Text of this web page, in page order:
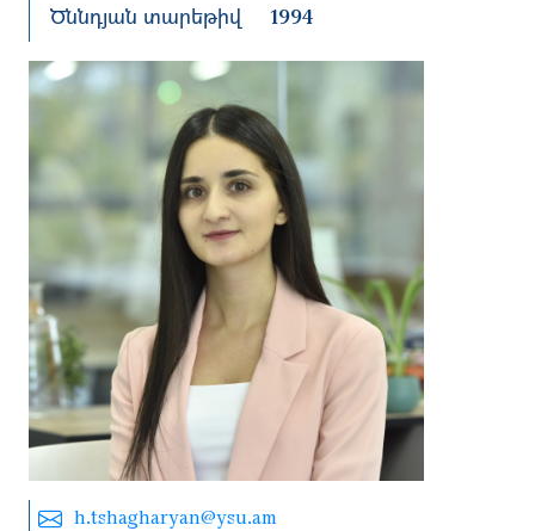
h.tshagharyan@ysu.am
Ծննդյան տարեթիվ 1994